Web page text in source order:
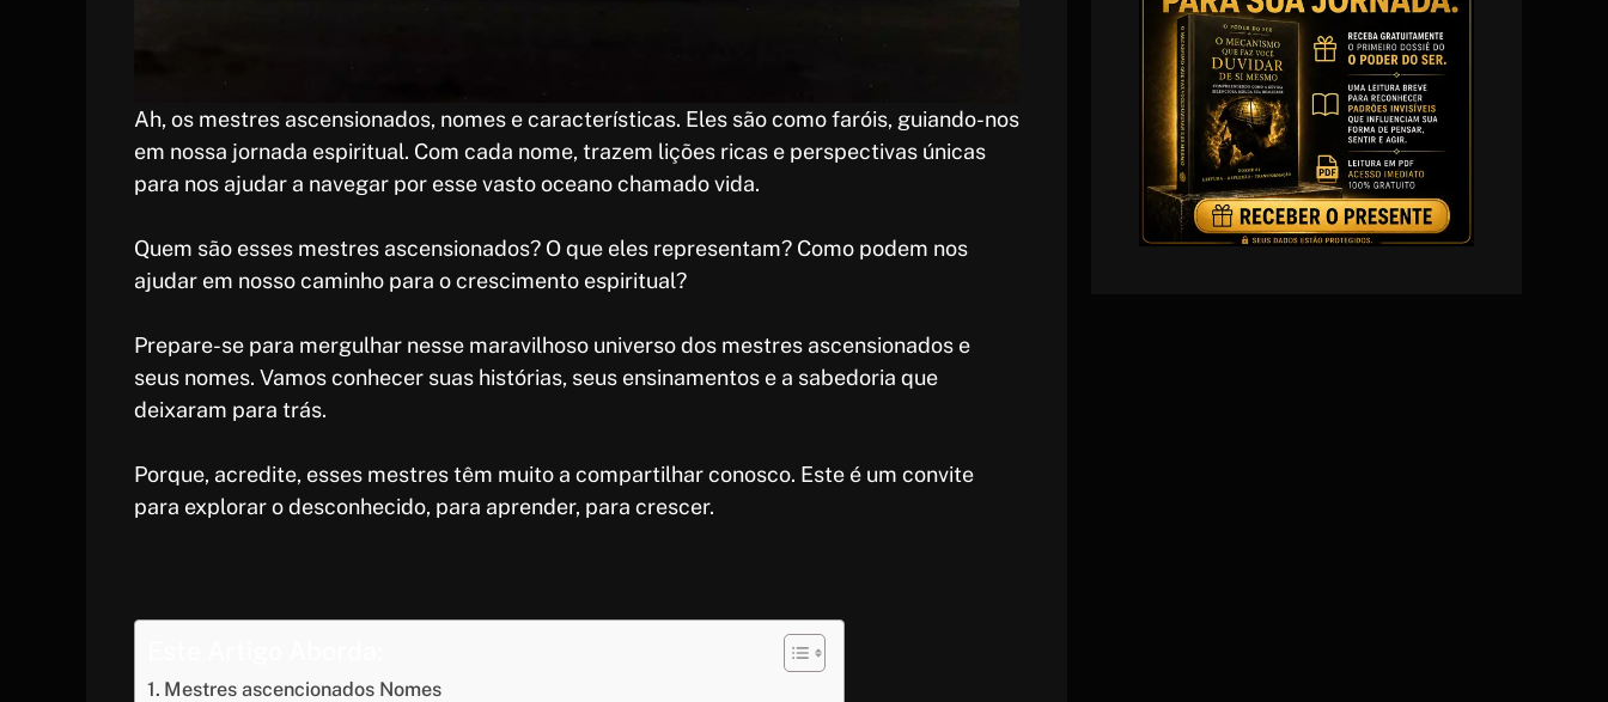
Ah, os mestres ascensionados, nomes e características. Eles são como faróis, guiando-nos
em nossa jornada espiritual. Com cada nome, trazem lições ricas e perspectivas únicas
para nos ajudar a navegar por esse vasto oceano chamado vida.
Quem são esses mestres ascensionados? O que eles representam? Como podem nos
ajudar em nosso caminho para o crescimento espiritual?
Prepare-se para mergulhar nesse maravilhoso universo dos mestres ascensionados e
seus nomes. Vamos conhecer suas histórias, seus ensinamentos e a sabedoria que
deixaram para trás.
Porque, acredite, esses mestres têm muito a compartilhar conosco. Este é um convite
para explorar o desconhecido, para aprender, para crescer.
Mestres ascencionados Nomes